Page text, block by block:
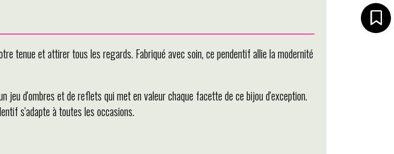
tenue et attirer tous les regards. Fabriqué avec soin, ce pendentif allie la modernité
d'ombres et de reflets qui met en valeur chaque facette de ce bijou d'exception.
s'adapte à toutes les occasions.